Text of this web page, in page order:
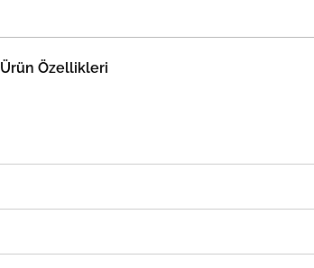
Ürün Özellikleri